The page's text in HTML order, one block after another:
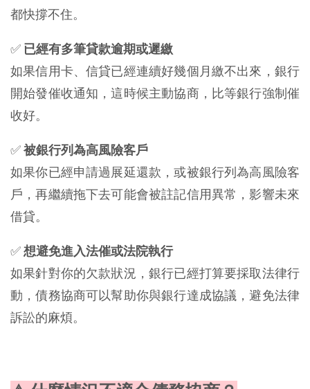
都快撐不住。
✅ 已經有多筆貸款逾期或遲繳
如果信用卡、信貸已經連續好幾個月繳不出來，銀行
開始發催收通知，這時候主動協商，比等銀行強制催
收好。
✅被銀行列為高風險客戶
如果你已經申請過展延還款，或被銀行列為高風險客
戶，再繼續拖下去可能會被註記信用異常，影響未來
借貸。
✅想避免進入法催或法院執行
如果針對你的欠款狀況，銀行已經打算要採取法律行
動，債務協商可以幫助你與銀行達成協議，避免法律
訴訟的麻煩。